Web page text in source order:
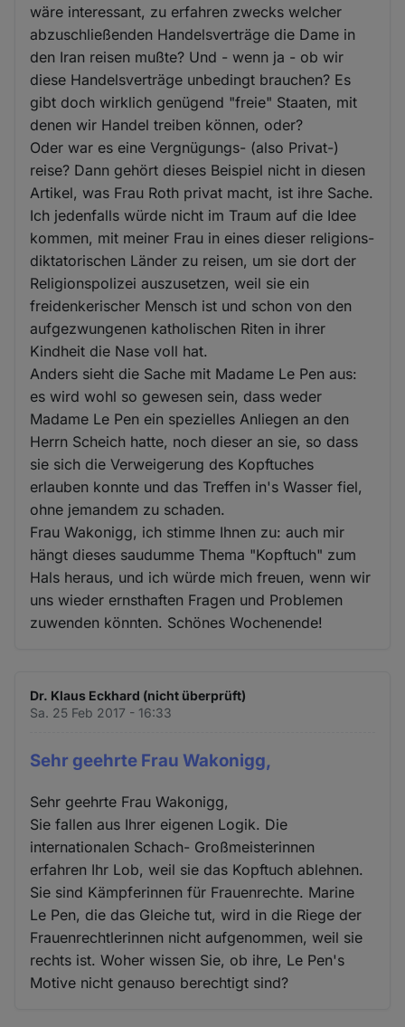
wäre interessant, zu erfahren zwecks welcher
abzuschließenden Handelsverträge die Dame in
den Iran reisen mußte? Und - wenn ja - ob wir
diese Handelsverträge unbedingt brauchen? Es
gibt doch wirklich genügend "freie" Staaten, mit
denen wir Handel treiben können, oder?
Oder war es eine Vergnügungs- (also Privat-)
reise? Dann gehört dieses Beispiel nicht in diesen
Artikel, was Frau Roth privat macht, ist ihre Sache.
Ich jedenfalls würde nicht im Traum auf die Idee
kommen, mit meiner Frau in eines dieser religions-
diktatorischen Länder zu reisen, um sie dort der
Religionspolizei auszusetzen, weil sie ein
freidenkerischer Mensch ist und schon von den
aufgezwungenen katholischen Riten in ihrer
Kindheit die Nase voll hat.
Anders sieht die Sache mit Madame Le Pen aus:
es wird wohl so gewesen sein, dass weder
Madame Le Pen ein spezielles Anliegen an den
Herrn Scheich hatte, noch dieser an sie, so dass
sie sich die Verweigerung des Kopftuches
erlauben konnte und das Treffen in's Wasser fiel,
ohne jemandem zu schaden.
Frau Wakonigg, ich stimme Ihnen zu: auch mir
hängt dieses saudumme Thema "Kopftuch" zum
Hals heraus, und ich würde mich freuen, wenn wir
uns wieder ernsthaften Fragen und Problemen
zuwenden könnten. Schönes Wochenende!
Dr. Klaus Eckhard (nicht überprüft)
Sa. 25 Feb 2017 - 16:33
Sehr geehrte Frau Wakonigg,
Sehr geehrte Frau Wakonigg,
Sie fallen aus Ihrer eigenen Logik. Die
internationalen Schach- Großmeisterinnen
erfahren Ihr Lob, weil sie das Kopftuch ablehnen.
Sie sind Kämpferinnen für Frauenrechte. Marine
Le Pen, die das Gleiche tut, wird in die Riege der
Frauenrechtlerinnen nicht aufgenommen, weil sie
rechts ist. Woher wissen Sie, ob ihre, Le Pen's
Motive nicht genauso berechtigt sind?